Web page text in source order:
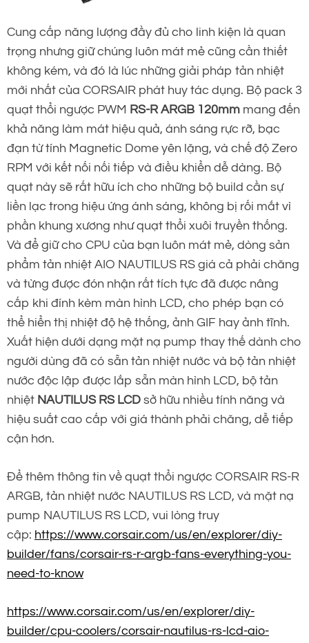
Cung cấp năng lượng đầy đủ cho linh kiện là quan
trọng nhưng giữ chúng luôn mát mẻ cũng cần thiết
không kém, và đó là lúc những giải pháp tản nhiệt
mới nhất của CORSAIR phát huy tác dụng. Bộ pack 3
quạt thổi ngược PWM RS-R ARGB 120mm mang đến
khả năng làm mát hiệu quả, ánh sáng rực rỡ, bạc
đạn từ tính Magnetic Dome yên lặng, và chế độ Zero
RPM với kết nối nối tiếp và điều khiển dễ dàng. Bộ
quạt này sẽ rất hữu ích cho những bộ build cần sự
liền lạc trong hiệu ứng ánh sáng, không bị rối mắt vì
phần khung xương như quạt thổi xuôi truyền thống.
Và để giữ cho CPU của bạn luôn mát mẻ, dòng sản
phẩm tản nhiệt AIO NAUTILUS RS giá cả phải chăng
và từng được đón nhận rất tích tực đã được nâng
cấp khi đính kèm màn hình LCD, cho phép bạn có
thể hiển thị nhiệt độ hệ thống, ảnh GIF hay ảnh tĩnh.
Xuất hiện dưới dạng mặt nạ pump thay thế dành cho
người dùng đã có sẵn tản nhiệt nước và bộ tản nhiệt
nước độc lập được lắp sẵn màn hình LCD, bộ tản
nhiệt NAUTILUS RS LCD sở hữu nhiều tính năng và
hiệu suất cao cấp với giá thành phải chăng, dễ tiếp
cận hơn.
Để thêm thông tin về quạt thổi ngược CORSAIR RS-R
ARGB, tản nhiệt nước NAUTILUS RS LCD, và mặt nạ
pump NAUTILUS RS LCD, vui lòng truy
cập: https://www.corsair.com/us/en/explorer/diy-
builder/fans/corsair-rs-r-argb-fans-everything-you-
need-to-know
https://www.corsair.com/us/en/explorer/diy-
builder/cpu-coolers/corsair-nautilus-rs-lcd-aio-